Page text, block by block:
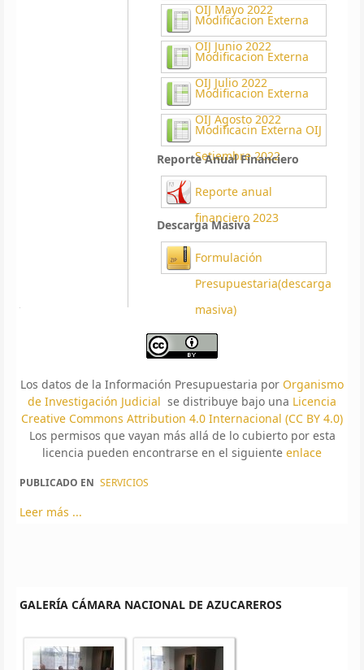
OIJ Mayo 2022
Modificacion Externa
OIJ Junio 2022
Modificacion Externa
OIJ Julio 2022
Modificacion Externa
OIJ Agosto 2022
Modificacin Externa OIJ
Setiembre 2022
Reporte Anual Financiero
Reporte anual
financiero 2023
Descarga Masiva
Formulación
Presupuestaria(descarga
masiva)
Los datos de la Información Presupuestaria por Organismo
de Investigación Judicial se distribuye bajo una Licencia
Creative Commons Attribution 4.0 Internacional (CC BY 4.0)
Los permisos que vayan más allá de lo cubierto por esta
licencia pueden encontrarse en el siguiente enlace
PUBLICADO EN SERVICIOS
Leer más ...
GALERÍA CÁMARA NACIONAL DE AZUCAREROS